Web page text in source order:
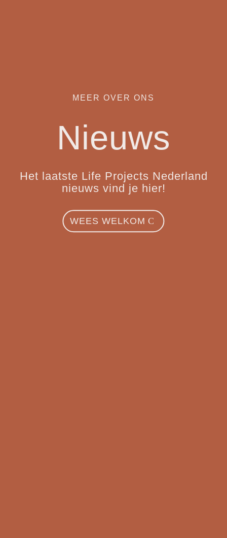
MEER OVER ONS
Nieuws
Het laatste Life Projects Nederland
nieuws vind je hier!
WEES WELKOM